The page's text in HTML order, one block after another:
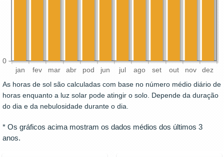
jan fev mar abr pod jun jul ago set out nov dez
0
As horas de sol são calculadas com base no número médio diário de
horas enquanto a luz solar pode atingir o solo. Depende da duração
do dia e da nebulosidade durante o dia.
* Os gráficos acima mostram os dados médios dos últimos 3
anos.